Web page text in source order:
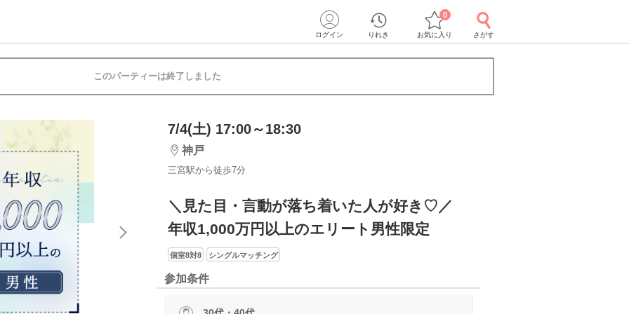
ログイン りれき お気に入り
0
さがす
このパーティーは終了しました
7/4(土) 17:00～18:30
神戸
三宮駅から徒歩7分
＼見た目・言動が落ち着いた人が好き♡／
年収1,000万円以上のエリート男性限定
個室8対8 シングルマッチング
参加条件